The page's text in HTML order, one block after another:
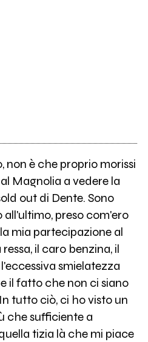
non è che proprio morissi
Magnolia a vedere la
out di Dente. Sono
preso com'ero
mia partecipazione al
il caro benzina, il
smielatezza
il fatto che non ci siano
tutto ciò, ci ho visto un
che sufficiente a
tizia là che mi piace